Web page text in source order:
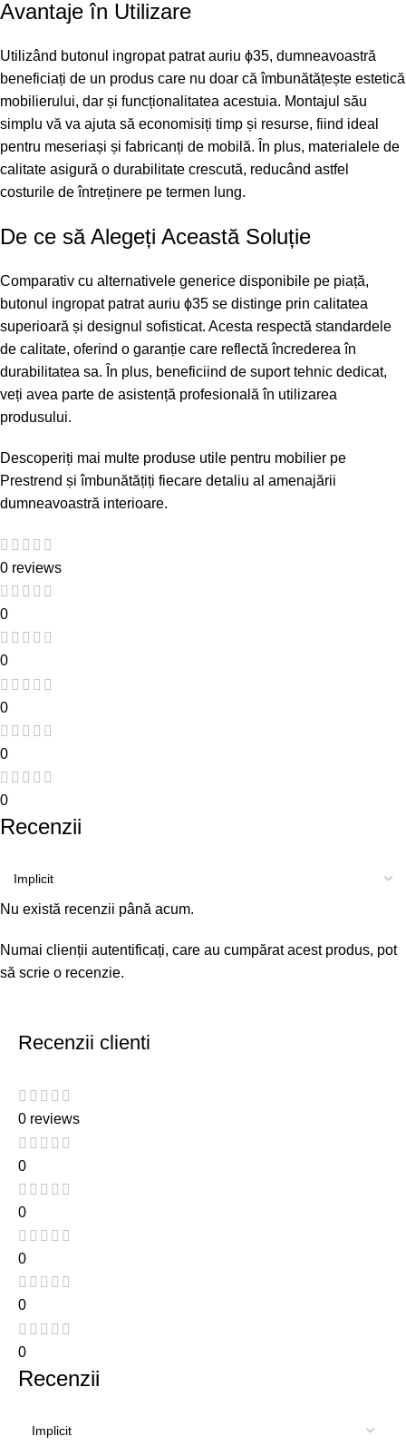
Avantaje în Utilizare
Utilizând butonul ingropat patrat auriu ϕ35, dumneavoastră
beneficiați de un produs care nu doar că îmbunătățește estetică
mobilierului, dar și funcționalitatea acestuia. Montajul său
simplu vă va ajuta să economisiți timp și resurse, fiind ideal
pentru meseriași și fabricanți de mobilă. În plus, materialele de
calitate asigură o durabilitate crescută, reducând astfel
costurile de întreținere pe termen lung.
De ce să Alegeți Această Soluție
Comparativ cu alternativele generice disponibile pe piață,
butonul ingropat patrat auriu ϕ35 se distinge prin calitatea
superioară și designul sofisticat. Acesta respectă standardele
de calitate, oferind o garanție care reflectă încrederea în
durabilitatea sa. În plus, beneficiind de suport tehnic dedicat,
veți avea parte de asistență profesională în utilizarea
produsului.
Descoperiți mai multe produse utile pentru mobilier pe
Prestrend și îmbunătățiți fiecare detaliu al amenajării
dumneavoastră interioare.
0 reviews
0
0
0
0
0
Recenzii
Nu există recenzii până acum.
Numai clienții autentificați, care au cumpărat acest produs, pot
să scrie o recenzie.
Recenzii clienti
0 reviews
0
0
0
0
0
Recenzii